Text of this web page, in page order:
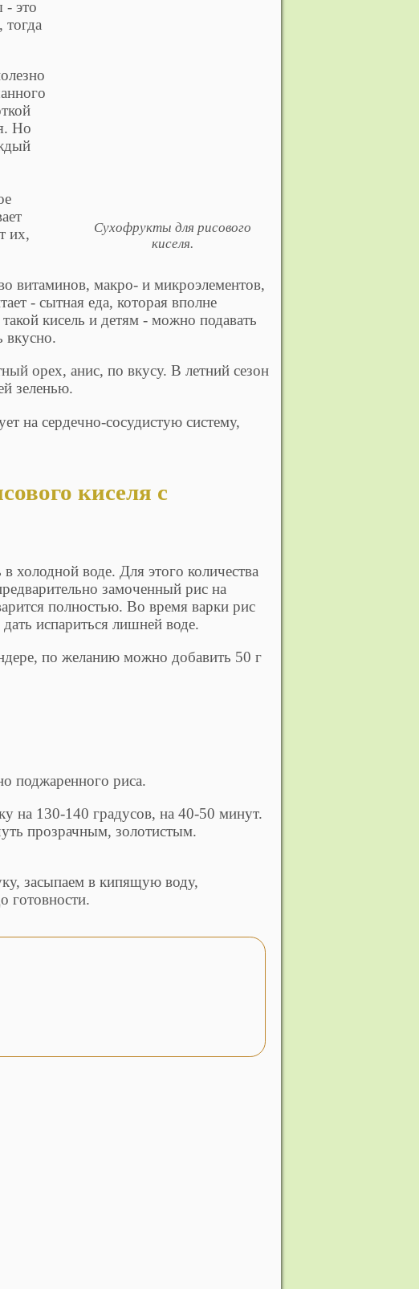
Сухофрукты для рисового
киселя.
- это
Но
их,
витаминов, макро- и микроэлементов,
- сытная еда, которая вполне
кисель и детям - можно подавать
вкусно.
орех, анис, по вкусу. В летний сезон
зеленью.
на сердечно-сосудистую систему,
холодной воде. Для этого количества
замоченный рис на
полностью. Во время варки рис
испариться лишней воде.
по желанию можно добавить 50 г
поджаренного риса.
на 130-140 градусов, на 40-50 минут.
прозрачным, золотистым.
засыпаем в кипящую воду,
готовности.